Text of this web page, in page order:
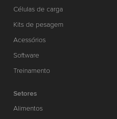
Células de carga
Kits de pesagem
Acessórios
Software
Treinamento
Setores
Alimentos